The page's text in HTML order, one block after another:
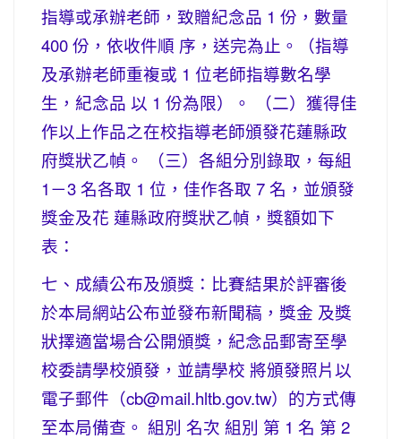
指導或承辦老師，致贈紀念品 1 份，數量
400 份，依收件順 序，送完為止。（指導
及承辦老師重複或 1 位老師指導數名學
生，紀念品 以 1 份為限）。 （二）獲得佳
作以上作品之在校指導老師頒發花蓮縣政
府獎狀乙幀。 （三）各組分別錄取，每組
1－3 名各取 1 位，佳作各取 7 名，並頒發
獎金及花 蓮縣政府獎狀乙幀，獎額如下
表：
七、成績公布及頒獎：比賽結果於評審後
於本局網站公布並發布新聞稿，獎金 及獎
狀擇適當場合公開頒獎，紀念品郵寄至學
校委請學校頒發，並請學校 將頒發照片以
電子郵件（cb@mail.hltb.gov.tw）的方式傳
至本局備查。 組別 名次 組別 第 1 名 第 2